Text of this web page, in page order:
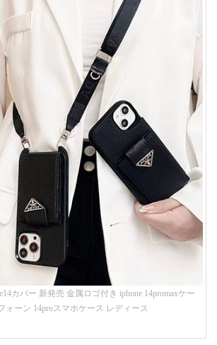
カバー 新発売 金属ロゴ付き iphone 14promaxケー
ォーン 14proスマホケース レディース